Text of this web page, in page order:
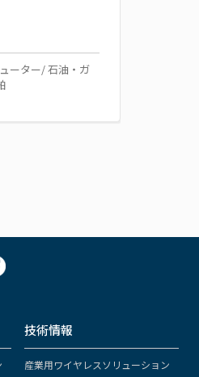
ーター/ 石油・ガ
技術情報
産業用ワイヤレスソリューション